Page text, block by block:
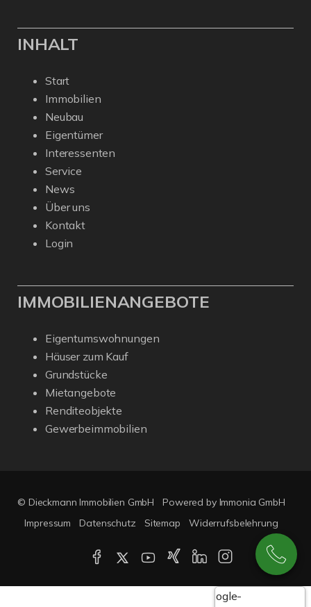
INHALT
Start
Immobilien
Neubau
Eigentümer
Interessenten
Service
News
Über uns
Kontakt
Login
IMMOBILIENANGEBOTE
Eigentumswohnungen
Häuser zum Kauf
Grundstücke
Mietangebote
Renditeobjekte
Gewerbeimmobilien
© Dieckmann Immobilien GmbH
Powered by Immonia GmbH
Impressum
Datenschutz Sitemap Widerrufsbelehrung
Google-